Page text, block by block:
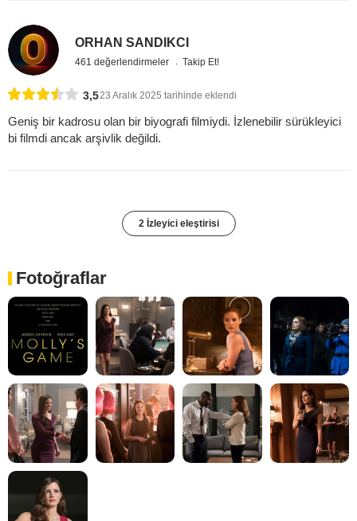
ORHAN SANDIKCI
461 değerlendirmeler Takip Et!
3,523 Aralık 2025 tarihinde eklendi
Geniş bir kadrosu olan bir biyografi filmiydi. İzlenebilir sürükleyici
bi filmdi ancak arşivlik değildi.
2 İzleyici eleştirisi
Fotoğraflar